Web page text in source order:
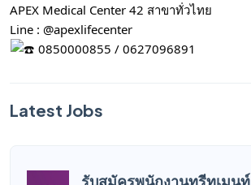
APEX Medical Center 42 สาขาทั่วไทย
Line : @apexlifecenter
0850000855 / 0627096891
Latest Jobs
รับสมัครพนักงานทรีทเมนท์